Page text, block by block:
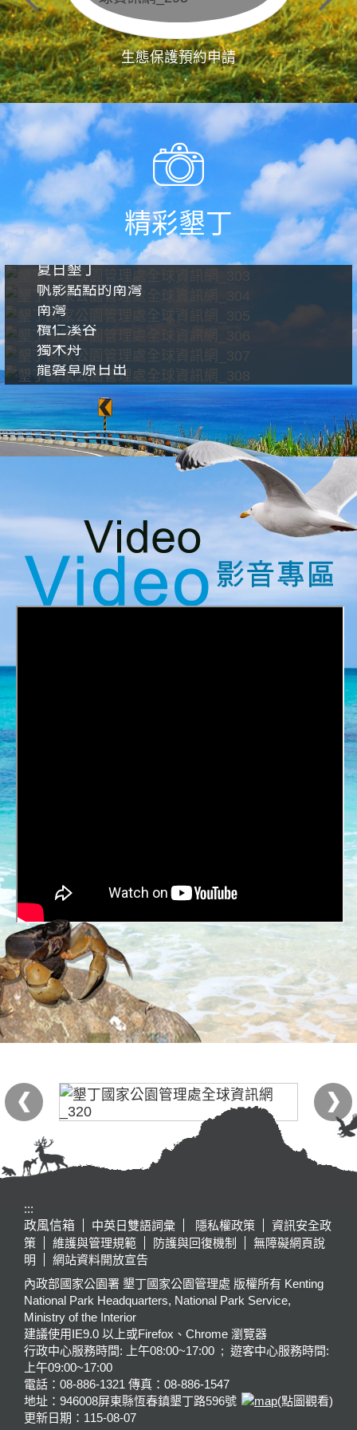
生態保護預約申請
精彩墾丁
夏日墾丁
帆影點點的南灣
南灣
欖仁溪谷
獨木舟
龍磐草原日出
:::
政風信箱
中英日雙語詞彙 隱私權政策
資訊安全政
策
維護與管理規範 防護與回復機制
無障礙網頁說
明
網站資料開放宣告
內政部國家公園署 墾丁國家公園管理處 版權所有 Kenting
National Park Headquarters, National Park Service,
Ministry of the Interior
建議使用IE9.0 以上或Firefox、Chrome 瀏覽器
行政中心服務時間: 上午08:00~17:00 ; 遊客中心服務時間:
上午09:00~17:00
電話：08-886-1321 傳真：08-886-1547
地址：946008屏東縣恆春鎮墾丁路596號
(點圖觀看)
更新日期： 115-08-07